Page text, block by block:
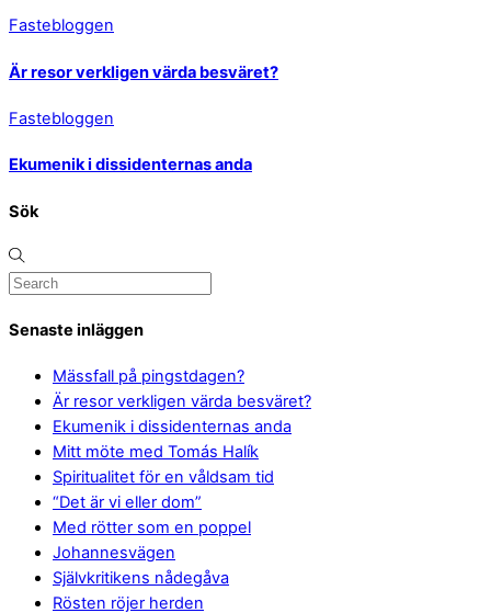
Fastebloggen
Är resor verkligen värda besväret?
Fastebloggen
Ekumenik i dissidenternas anda
Sök
Senaste inläggen
Mässfall på pingstdagen?
Är resor verkligen värda besväret?
Ekumenik i dissidenternas anda
Mitt möte med Tomás Halík
Spiritualitet för en våldsam tid
“Det är vi eller dom”
Med rötter som en poppel
Johannesvägen
Självkritikens nådegåva
Rösten röjer herden